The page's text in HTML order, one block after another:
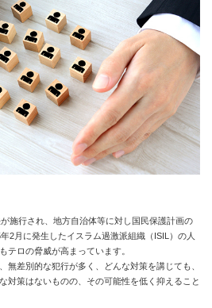
施行され、地方自治体等に対し国民保護計画の
2月に発生したイスラム過激派組織（ISIL）の人
テロの脅威が高まっています。
無差別的な犯行が多く、どんな対策を講じても、
対策はないものの、その可能性を低く抑えること